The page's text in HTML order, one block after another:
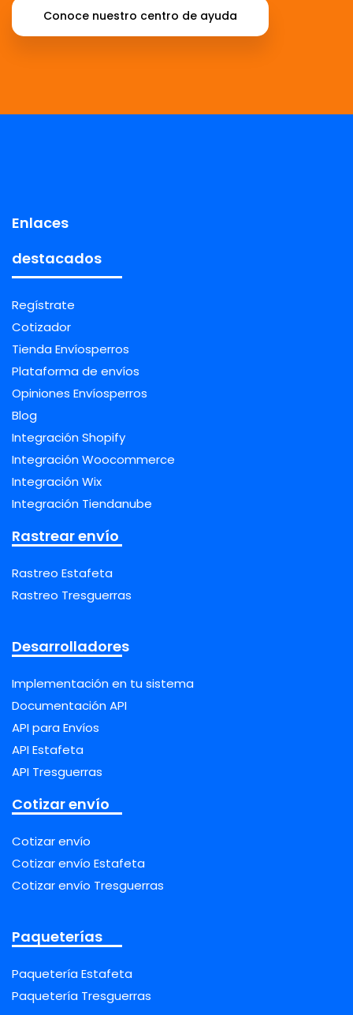
Conoce nuestro centro de ayuda
Enlaces
destacados
Regístrate
Cotizador
Tienda Envíosperros
Plataforma de envíos
Opiniones Envíosperros
Blog
Integración Shopify
Integración Woocommerce
Integración Wix
Integración Tiendanube
Rastrear envío
Rastreo Estafeta
Rastreo Tresguerras
Desarrolladores
Implementación en tu sistema
Documentación API
API para Envíos
API Estafeta
API Tresguerras
Cotizar envío
Cotizar envío
Cotizar envío Estafeta
Cotizar envío Tresguerras
Paqueterías
Paquetería Estafeta
Paquetería Tresguerras